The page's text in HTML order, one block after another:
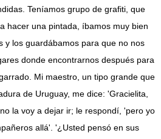
Teníamos grupo de grafiti, que
hacer una pintada, íbamos muy bien
y los guardábamos para que no nos
donde encontrarnos después para
Mi maestro, un tipo grande que
de Uruguay, me dice: 'Gracielita,
la voy a dejar ir; le respondí, 'pero yo
allá'. '¿Usted pensó en sus